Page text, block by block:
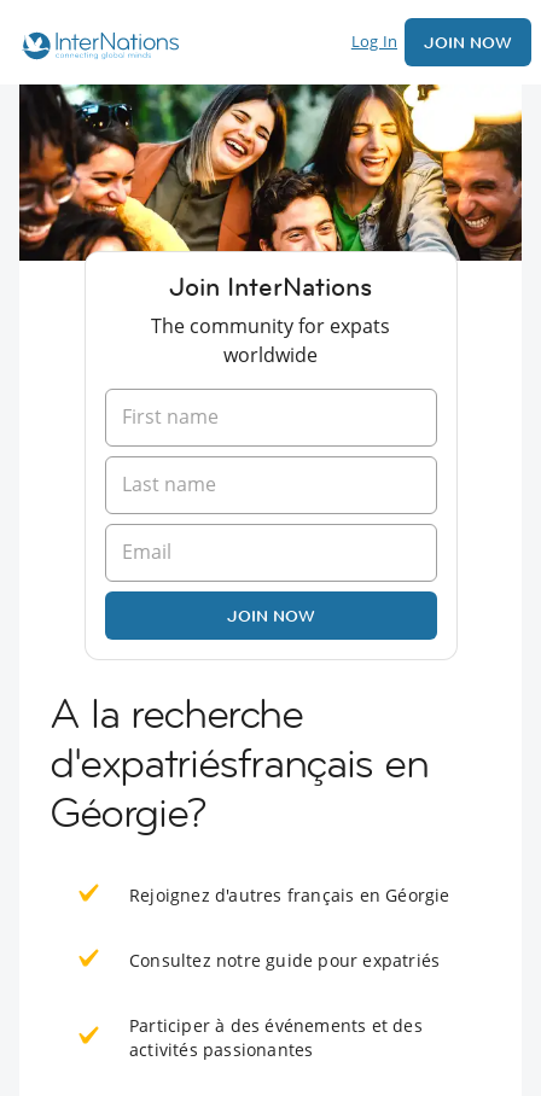
Log In JOIN NOW
Join InterNations
The community for expats
worldwide
JOIN NOW
A la recherche
d'expatriésfrançais en
Géorgie?
Rejoignez d'autres français en Géorgie
Consultez notre guide pour expatriés
Participer à des événements et des
activités passionantes